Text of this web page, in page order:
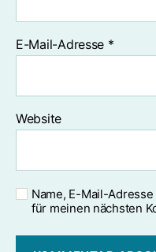
E-Mail-Adresse *
Website
Name, E-Mail-
für meinen nächsten